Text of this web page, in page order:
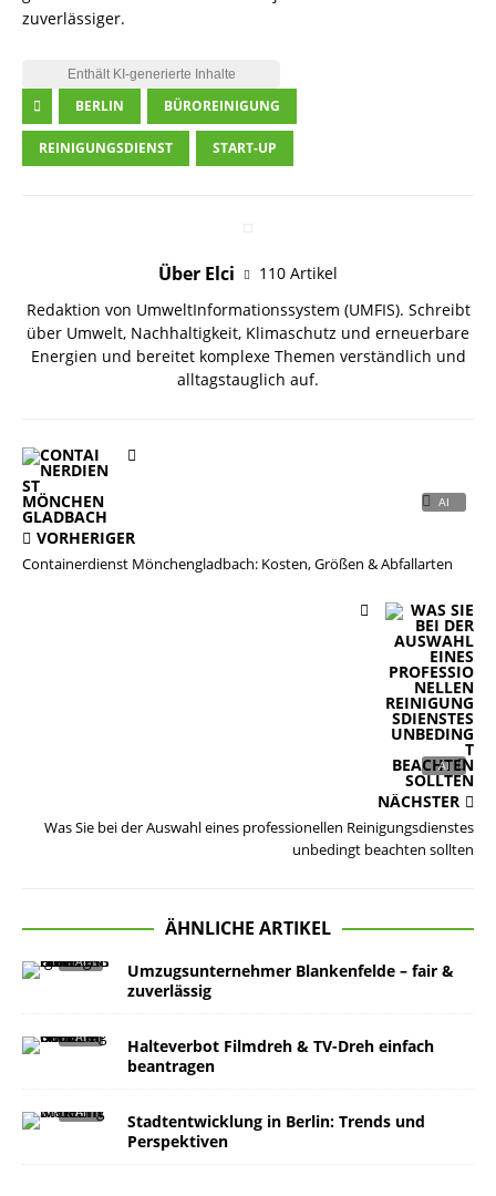
zuverlässiger.
BERLIN BÜROREINIGUNG
REINIGUNGSDIENST START-UP
Über Elci
110 Artikel
Redaktion von UmweltInformationssystem (UMFIS). Schreibt
über Umwelt, Nachhaltigkeit, Klimaschutz und erneuerbare
Energien und bereitet komplexe Themen verständlich und
alltagstauglich auf.
VORHERIGER
Containerdienst Mönchengladbach: Kosten, Größen & Abfallarten
NÄCHSTER
Was Sie bei der Auswahl eines professionellen Reinigungsdienstes
unbedingt beachten sollten
ÄHNLICHE ARTIKEL
Umzugsunternehmer Blankenfelde – fair &
zuverlässig
Halteverbot Filmdreh & TV-Dreh einfach
beantragen
Stadtentwicklung in Berlin: Trends und
Perspektiven